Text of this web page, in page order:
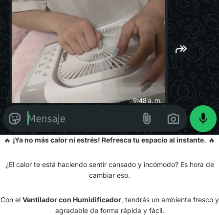
🔥 ¡Ya no más calor ni estrés! Refresca tu espacio al instante. 🔥
¿El calor te está haciendo sentir cansado y incómodo? Es hora de
cambiar eso.
Con el Ventilador con Humidificador, tendrás un ambiente fresco y
agradable de forma rápida y fácil.